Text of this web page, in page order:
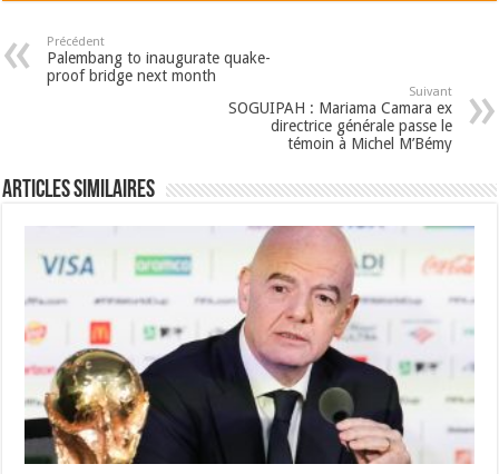
Précédent
Palembang to inaugurate quake-
proof bridge next month
Suivant
SOGUIPAH : Mariama Camara ex
directrice générale passe le
témoin à Michel M’Bémy
Articles Similaires